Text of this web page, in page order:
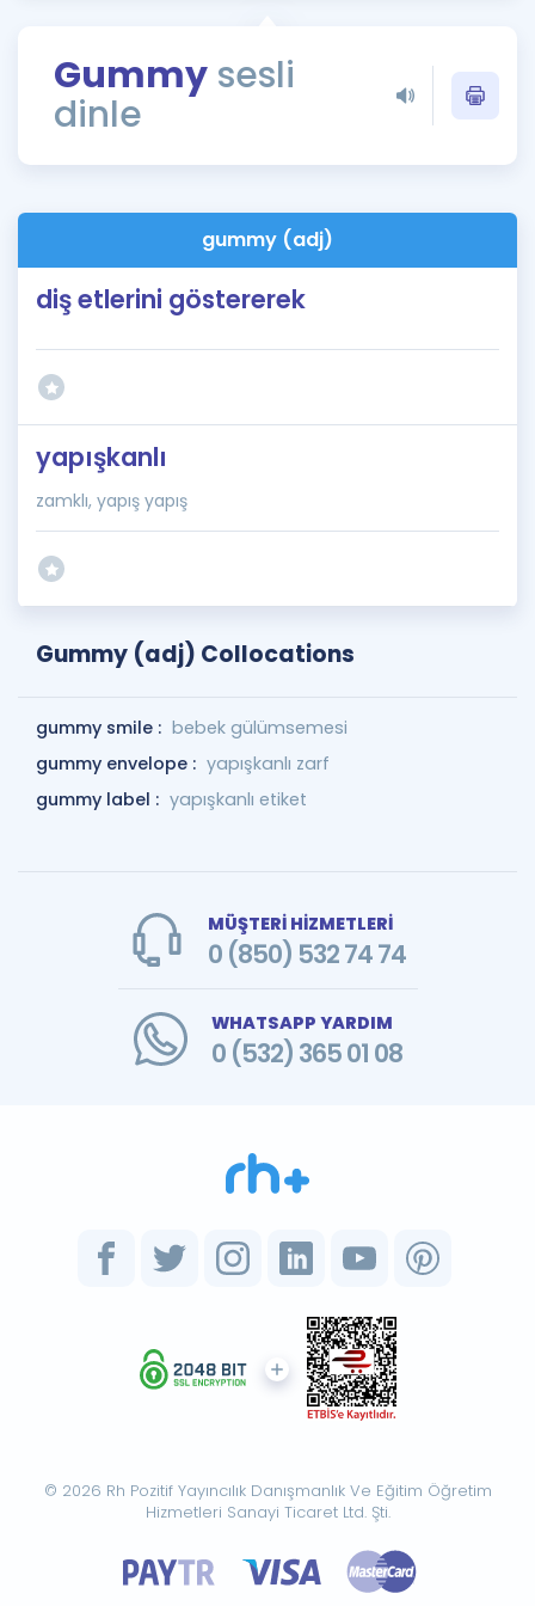
Rehberlik Aracı
ÖSYM Sınav Takvimi
İngilizce Gramer
Gummy sesli
dinle
gummy (adj)
diş etlerini göstererek
yapışkanlı
zamklı, yapış yapış
Gummy (adj) Collocations
gummy smile : bebek gülümsemesi
gummy envelope : yapışkanlı zarf
gummy label : yapışkanlı etiket
MÜŞTERİ HİZMETLERİ
0 (850) 532 74 74
WHATSAPP YARDIM
0 (532) 365 01 08
© 2026 Rh Pozitif Yayıncılık Danışmanlık Ve Eğitim Öğretim
Hizmetleri Sanayi Ticaret Ltd. Şti.